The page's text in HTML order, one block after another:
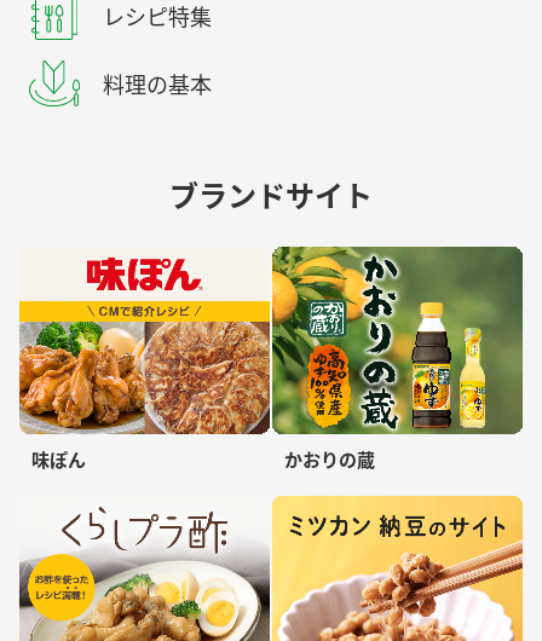
レシピ特集
料理の基本
ブランドサイト
味ぽん かおりの蔵